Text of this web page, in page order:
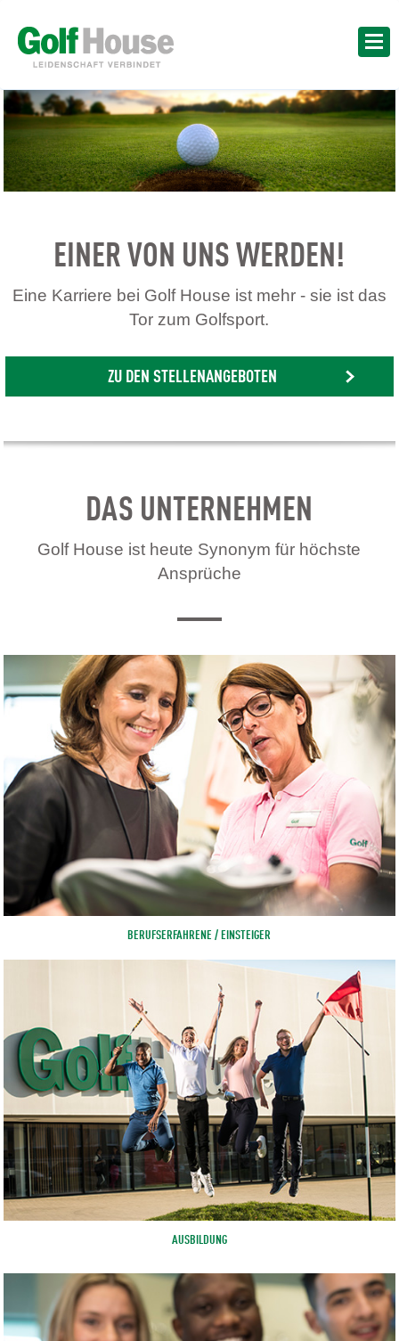
EINER VON UNS WERDEN!
Eine Karriere bei Golf House ist mehr - sie ist das
Tor zum Golfsport.
ZU DEN STELLENANGEBOTEN
DAS UNTERNEHMEN
Golf House ist heute Synonym für höchste
Ansprüche
BERUFSERFAHRENE / EINSTEIGER
AUSBILDUNG